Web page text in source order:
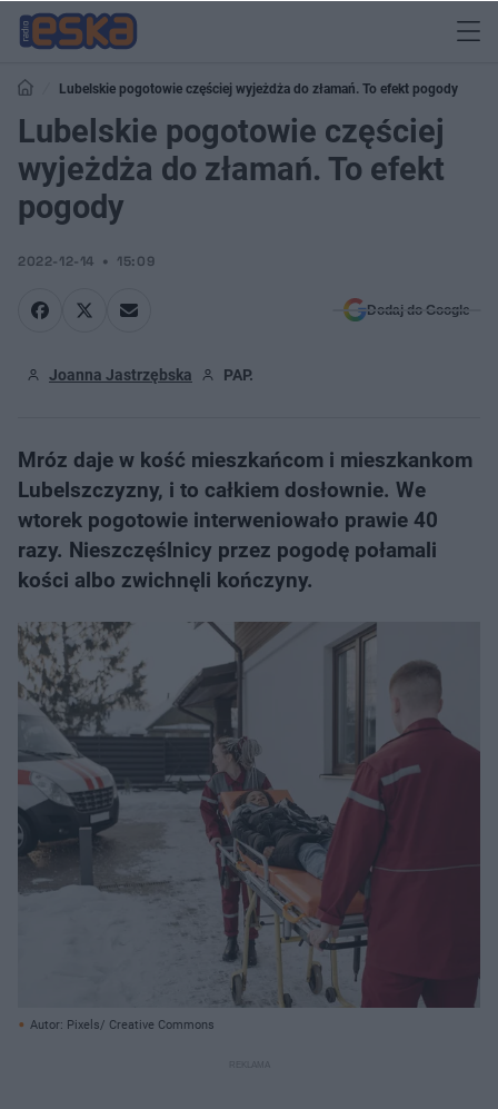
Lubelskie pogotowie częściej wyjeżdża do złamań. To efekt pogody
Lubelskie pogotowie częściej
wyjeżdża do złamań. To efekt
pogody
2022-12-14 15:09
Dodaj do Google
Joanna Jastrzębska PAP.
Mróz daje w kość mieszkańcom i mieszkankom
Lubelszczyzny, i to całkiem dosłownie. We
wtorek pogotowie interweniowało prawie 40
razy. Nieszczęślnicy przez pogodę połamali
kości albo zwichnęli kończyny.
Autor: Pixels/ Creative Commons